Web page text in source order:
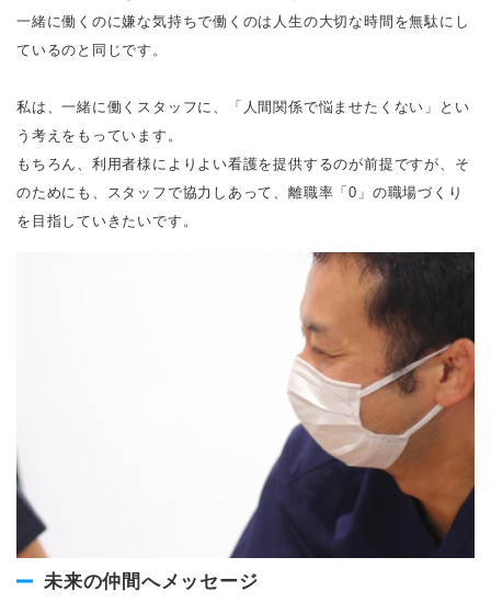
一緒に働くのに嫌な気持ちで働くのは人生の大切な時間を無駄にし
ているのと同じです。
私は、一緒に働くスタッフに、「人間関係で悩ませたくない」とい
う考えをもっています。
もちろん、利用者様によりよい看護を提供するのが前提ですが、そ
のためにも、スタッフで協力しあって、離職率「0」の職場づくり
を目指していきたいです。
未来の仲間へメッセージ